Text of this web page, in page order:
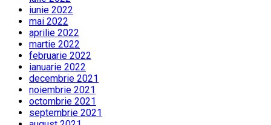
iunie 2022
mai 2022
aprilie 2022
martie 2022
februarie 2022
ianuarie 2022
decembrie 2021
noiembrie 2021
octombrie 2021
septembrie 2021